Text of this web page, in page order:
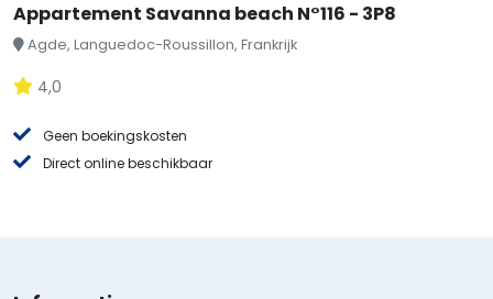
Appartement Savanna beach N°116 - 3P8
Agde, Languedoc-Roussillon, Frankrijk
4,0
Geen boekingskosten
Direct online beschikbaar